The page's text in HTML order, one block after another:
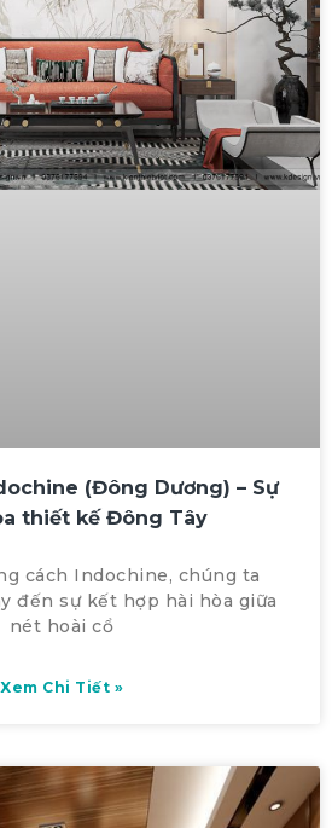
(Đông Dương) – Sự
thiết kế Đông Tây
cách Indochine, chúng ta
đến sự kết hợp hài hòa giữa
nét hoài cổ
Xem Chi Tiết »